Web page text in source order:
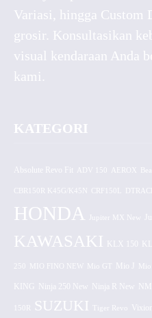
Variasi, hingga Custom
grosir. Konsultasikan
visual kendaraan Anda
kami.
KATEGORI
Absolute Revo Fit ADV 150 AEROX
CBR150R K45G/K45N CRF150L
HONDA Jupiter MX New
KAWASAKI KLX 150
250 MIO FINO NEW Mio GT Mio J
KING Ninja 250 New Ninja R New
150R SUZUKI Tiger Revo Vixion